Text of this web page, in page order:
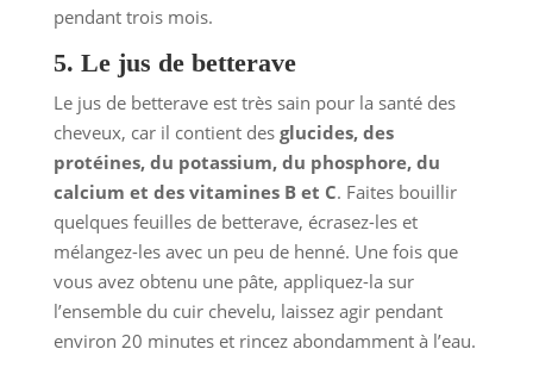
pendant trois mois.
5. Le jus de betterave
Le jus de betterave est très sain pour la santé des
cheveux, car il contient des glucides, des
protéines, du potassium, du phosphore, du
calcium et des vitamines B et C. Faites bouillir
quelques feuilles de betterave, écrasez-les et
mélangez-les avec un peu de henné. Une fois que
vous avez obtenu une pâte, appliquez-la sur
l’ensemble du cuir chevelu, laissez agir pendant
environ 20 minutes et rincez abondamment à l’eau.